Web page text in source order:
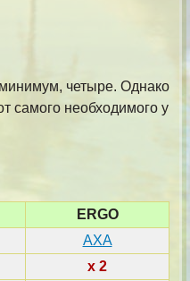
четыре. Однако
самого необходимого у
ERGO
AXA
x 2